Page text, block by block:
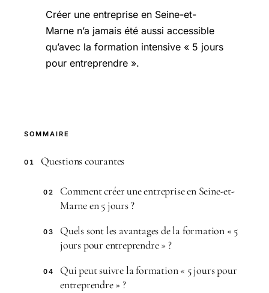
Créer une entreprise en Seine-et-
Marne n’a jamais été aussi accessible
qu’avec la formation intensive « 5 jours
pour entreprendre ».
SOMMAIRE
01 Questions courantes
02
Comment créer une entreprise en Seine-et-
Marne en 5 jours ?
03
Quels sont les avantages de la formation « 5
jours pour entreprendre » ?
04
Qui peut suivre la formation « 5 jours pour
entreprendre » ?